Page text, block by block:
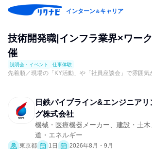
インターン＆キャリア
技術開発職|インフラ業界×ワー
催
説明会・イベント 仕事体験
先着順／現場の「KY活動」や「社員座談会」で雰囲気
日鉄パイプライン&エンジニアリ
グ株式会社
機械・医療機器メーカー、建設・土
道・エネルギー
東京都 1日
2026年8月・9月